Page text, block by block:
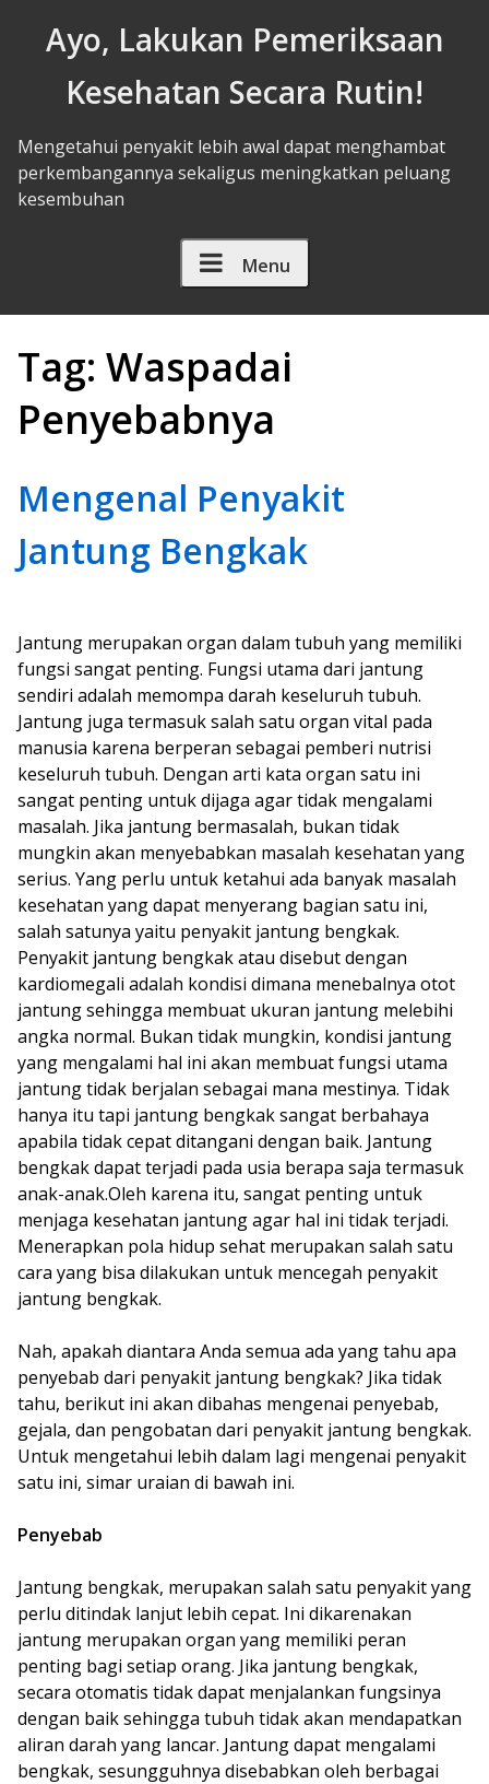
Ayo, Lakukan Pemeriksaan
Kesehatan Secara Rutin!
Mengetahui penyakit lebih awal dapat menghambat
perkembangannya sekaligus meningkatkan peluang
kesembuhan
Menu
Tag: Waspadai
Penyebabnya
Mengenal Penyakit
Jantung Bengkak
Jantung merupakan organ dalam tubuh yang memiliki
fungsi sangat penting. Fungsi utama dari jantung
sendiri adalah memompa darah keseluruh tubuh.
Jantung juga termasuk salah satu organ vital pada
manusia karena berperan sebagai pemberi nutrisi
keseluruh tubuh. Dengan arti kata organ satu ini
sangat penting untuk dijaga agar tidak mengalami
masalah. Jika jantung bermasalah, bukan tidak
mungkin akan menyebabkan masalah kesehatan yang
serius. Yang perlu untuk ketahui ada banyak masalah
kesehatan yang dapat menyerang bagian satu ini,
salah satunya yaitu penyakit jantung bengkak.
Penyakit jantung bengkak atau disebut dengan
kardiomegali adalah kondisi dimana menebalnya otot
jantung sehingga membuat ukuran jantung melebihi
angka normal. Bukan tidak mungkin, kondisi jantung
yang mengalami hal ini akan membuat fungsi utama
jantung tidak berjalan sebagai mana mestinya. Tidak
hanya itu tapi jantung bengkak sangat berbahaya
apabila tidak cepat ditangani dengan baik. Jantung
bengkak dapat terjadi pada usia berapa saja termasuk
anak-anak.Oleh karena itu, sangat penting untuk
menjaga kesehatan jantung agar hal ini tidak terjadi.
Menerapkan pola hidup sehat merupakan salah satu
cara yang bisa dilakukan untuk mencegah penyakit
jantung bengkak.
Nah, apakah diantara Anda semua ada yang tahu apa
penyebab dari penyakit jantung bengkak? Jika tidak
tahu, berikut ini akan dibahas mengenai penyebab,
gejala, dan pengobatan dari penyakit jantung bengkak.
Untuk mengetahui lebih dalam lagi mengenai penyakit
satu ini, simar uraian di bawah ini.
Penyebab
Jantung bengkak, merupakan salah satu penyakit yang
perlu ditindak lanjut lebih cepat. Ini dikarenakan
jantung merupakan organ yang memiliki peran
penting bagi setiap orang. Jika jantung bengkak,
secara otomatis tidak dapat menjalankan fungsinya
dengan baik sehingga tubuh tidak akan mendapatkan
aliran darah yang lancar. Jantung dapat mengalami
bengkak, sesungguhnya disebabkan oleh berbagai